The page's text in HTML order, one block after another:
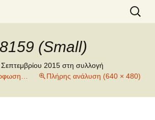
ΣΧΟΛΕΙΟ
για:
(Small)
2015 στη συλλογή
Πλήρης ανάλυση (640 × 480)